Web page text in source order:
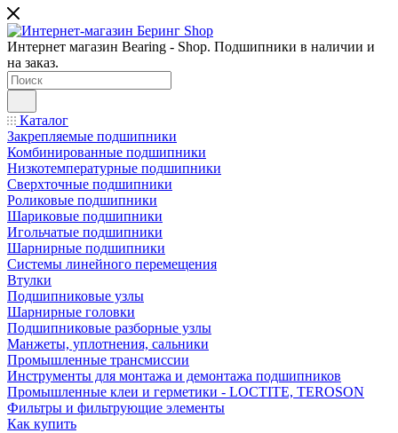
Интернет магазин Bearing - Shop. Подшипники в наличии и
на заказ.
Каталог
Закрепляемые подшипники
Комбинированные подшипники
Низкотемпературные подшипники
Сверхточные подшипники
Роликовые подшипники
Шариковые подшипники
Игольчатые подшипники
Шарнирные подшипники
Системы линейного перемещения
Втулки
Подшипниковые узлы
Шарнирные головки
Подшипниковые разборные узлы
Манжеты, уплотнения, сальники
Промышленные трансмиссии
Инструменты для монтажа и демонтажа подшипников
Промышленные клеи и герметики - LOCTITE, TEROSON
Фильтры и фильтрующие элементы
Как купить